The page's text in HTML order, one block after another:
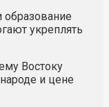
образование
укреплять
Востоку
и цене